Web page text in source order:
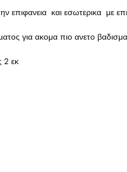
επιφανεια και εσωτερικα με
για ακομα πιο ανετο
2 εκ